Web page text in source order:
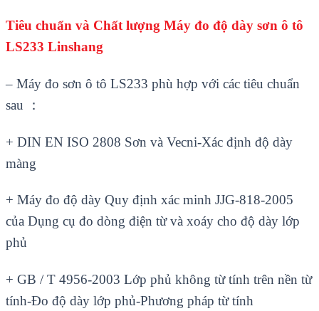
Tiêu chuẩn và Chất lượng Máy đo độ dày sơn ô tô
LS233 Linshang
– Máy đo sơn ô tô LS233 phù hợp với các tiêu chuẩn
sau
：
+ DIN EN ISO 2808 Sơn và Vecni-Xác định độ dày
màng
+ Máy đo độ dày Quy định xác minh JJG-818-2005
của Dụng cụ đo dòng điện từ và xoáy cho độ dày lớp
phủ
+ GB / T 4956-2003 Lớp phủ không từ tính trên nền từ
tính-Đo độ dày lớp phủ-Phương pháp từ tính